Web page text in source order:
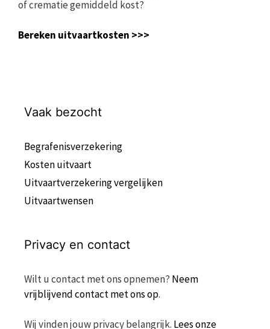
of crematie gemiddeld kost?
Bereken uitvaartkosten >>>
Vaak bezocht
Begrafenisverzekering
Kosten uitvaart
Uitvaartverzekering vergelijken
Uitvaartwensen
Privacy en contact
Wilt u contact met ons opnemen? Neem
vrijblijvend contact met ons op.
Wij vinden jouw privacy belangrijk. Lees onze